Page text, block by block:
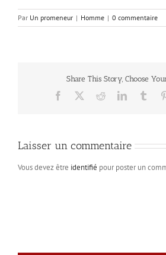
Par Un promeneur | Homme | 0 commentaire
Share This Story, Choose
Facebook RedditLinkedIn
Laisser un commentaire
Vous devez être identifié pour poster un